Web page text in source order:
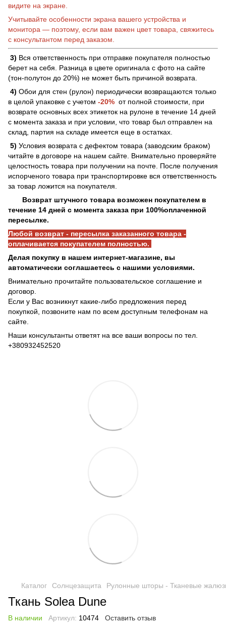
видите на экране.
Учитывайте особенности экрана вашего устройства и
монитора — поэтому, если вам важен цвет товара, свяжитесь
с консультантом перед заказом.
3) Вся ответственность при отправке покупателя полностью
берет на себя. Разница в цвете оригинала с фото на сайте
(тон-полутон до 20%) не может быть причиной возврата.
4) Обои для стен (рулон) периодически возвращаются только
в целой упаковке с учетом -20% от полной стоимости, при
возврате основных всех этикеток на рулоне в течение 14 дней
с момента заказа и при условии, что товар был отправлен на
склад, партия на складе имеется еще в остатках.
5) Условия возврата с дефектом товара (заводским браком)
читайте в договоре на нашем сайте. Внимательно проверяйте
целостность товара при получении на почте. После получения
испорченого товара при транспортировке вся ответственность
за товар ложится на покупателя.
Возврат штучного товара возможен покупателем в
течение 14 дней с момента заказа при 100%оплаченной
пересылке.
Любой возврат - пересылка заказанного товара -
оплачивается покупателем полностью.
Делая покупку в нашем интернет-магазине, вы
автоматически соглашаетесь с нашими условиями.
Внимательно прочитайте пользовательское соглашение и
договор.
Если у Вас возникнут какие-либо предложения перед
покупкой, позвоните нам по всем доступным телефонам на
сайте.
Наши консультанты ответят на все ваши вопросы по тел.
+380932452520
Каталог Солнцезащита Рулонные шторы - Тканевые
Ткань Solea Dune
В наличии Артикул: 10474 Оставить отзыв